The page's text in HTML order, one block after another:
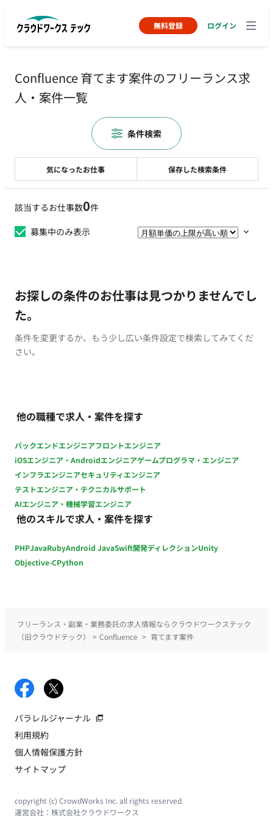
無料登録 ログイン
Confluence 育てます案件のフリーランス求
人・案件一覧
該当するお仕事数0件
募集中のみ表示
お探しの条件のお仕事は見つかりませんでし
た。
条件を変更するか、もう少し広い条件設定で検索してみてくだ
さい。
他の職種で求人・案件を探す
バックエンドエンジニアフロントエンジニア
iOSエンジニア・Androidエンジニアゲームプログラマ・エンジニア
インフラエンジニアセキュリティエンジニア
テストエンジニア・テクニカルサポート
AIエンジニア・機械学習エンジニア
他のスキルで求人・案件を探す
PHPJavaRubyAndroid JavaSwift開発ディレクションUnity
Objective-CPython
気になったお仕事 保存した検索条件
条件検索
フリーランス・副業・業務委託の求人情報ならクラウドワークステック
（旧クラウドテック）
> Confluence > 育てます案件
パラレルジャーナル
利用規約
個人情報保護方針
サイトマップ
copyright (c) CrowdWorks Inc. all rights reserved.
運営会社： 株式会社クラウドワークス